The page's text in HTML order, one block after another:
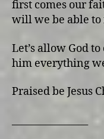
first comes our
will we be able to
Let’s allow God
him everything
Praised be Jesus